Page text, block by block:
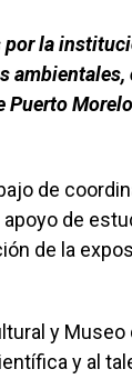
la
ambientales,
Puerto
de
de
de la
y Museo
y al